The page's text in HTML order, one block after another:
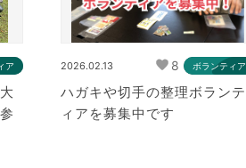
ア 2026.02.13 8 ボランティア
ハガキや切手の整理ボランテ
ィアを募集中です